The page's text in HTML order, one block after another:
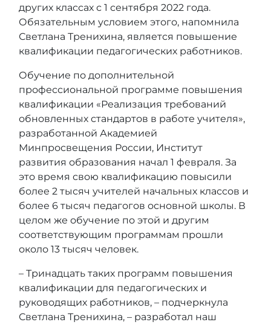
других классах с 1 сентября 2022 года.
Обязательным условием этого, напомнила
Светлана Тренихина, является повышение
квалификации педагогических работников.
Обучение по дополнительной
профессиональной программе повышения
квалификации «Реализация требований
обновленных стандартов в работе учителя»,
разработанной Академией
Минпросвещения России, Институт
развития образования начал 1 февраля. За
это время свою квалификацию повысили
более 2 тысяч учителей начальных классов и
более 6 тысяч педагогов основной школы. В
целом же обучение по этой и другим
соответствующим программам прошли
около 13 тысяч человек.
– Тринадцать таких программ повышения
квалификации для педагогических и
руководящих работников, – подчеркнула
Светлана Тренихина, – разработал наш